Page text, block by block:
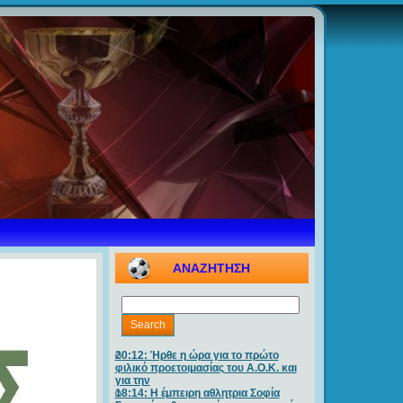
ΑΝΑΖΗΤΗΣΗ
20:12: Ήρθε η ώρα για το πρώτο
φιλικό προετοιμασίας του Α.Ο.Κ. και
για την
18:14: Η έμπειρη αθλητρια Σοφία